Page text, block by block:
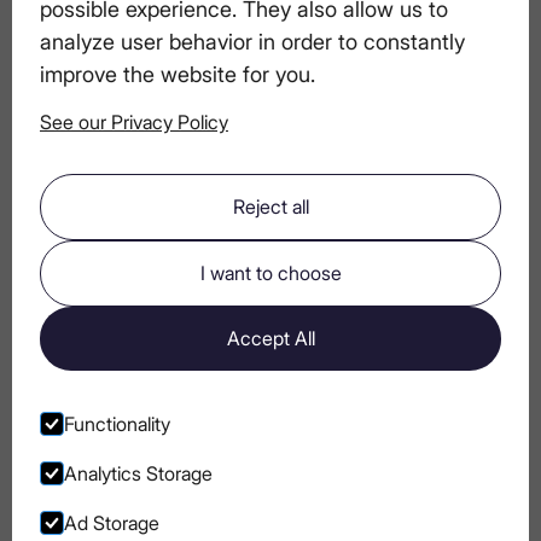
possible experience. They also allow us to
analyze user behavior in order to constantly
improve the website for you.
See our Privacy Policy
Reject all
I want to choose
Accept All
Functionality
Analytics Storage
Ad Storage
Миксердің негізгі элементтері:
газдалған суларды, газдалған
сусындарды және тониктерді
салыстыру
Сұйық люкс: ұсынған LEX by Nemiroff
стақандағы талғампаздықты қалай
анықтайды
Тосттарды дайындау бойынша
болады